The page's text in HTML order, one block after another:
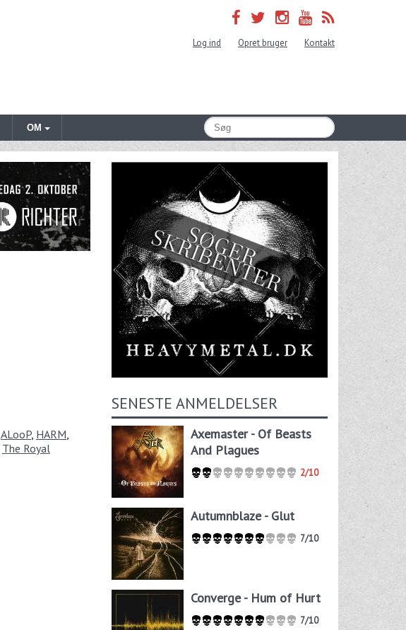
Log ind Opret bruger Kontakt
OM
ALooP, HARM,
The Royal
SENESTE ANMELDELSER
Axemaster - Of Beasts
And Plagues
2/10
Autumnblaze - Glut
7/10
Converge - Hum of Hurt
7/10